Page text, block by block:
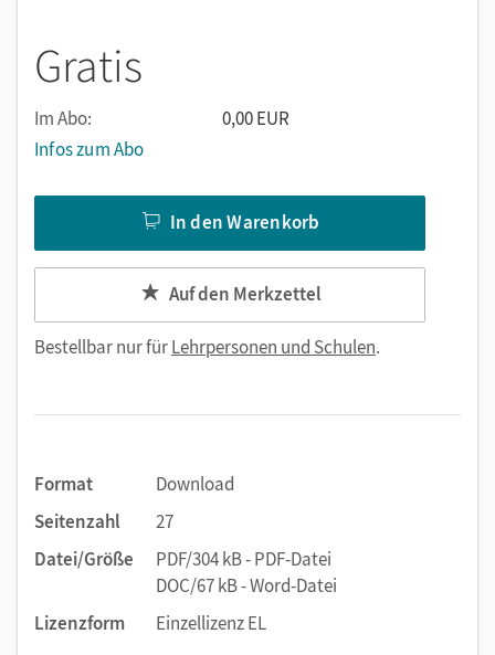
Gratis
Im Abo:
0,00 EUR
Infos zum Abo
In den Warenkorb
Auf den Merkzettel
Bestellbar nur fürLehrpersonen und Schulen.
Format
Download
Seitenzahl
27
Datei/Größe
PDF/304 kB - PDF-Datei
DOC/67 kB - Word-Datei
Lizenzform
Einzellizenz EL